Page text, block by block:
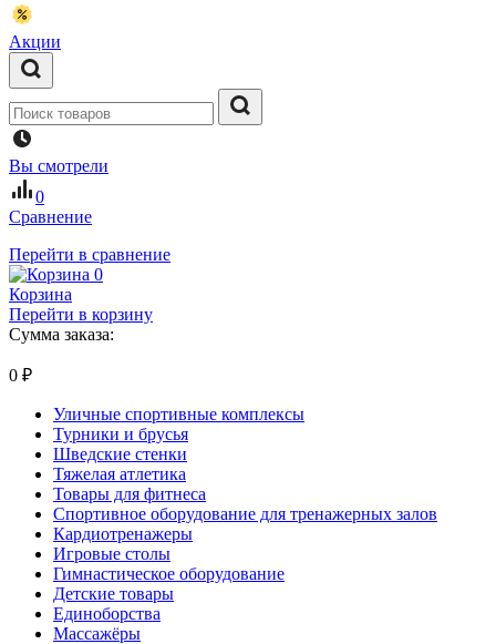
Акции
Вы смотрели
0
Сравнение
Перейти в сравнение
0
Корзина
Перейти в корзину
Сумма заказа:
0 ₽
Уличные спортивные комплексы
Турники и брусья
Шведские стенки
Тяжелая атлетика
Товары для фитнеса
Спортивное оборудование для тренажерных залов
Кардиотренажеры
Игровые столы
Гимнастическое оборудование
Детские товары
Единоборства
Массажёры